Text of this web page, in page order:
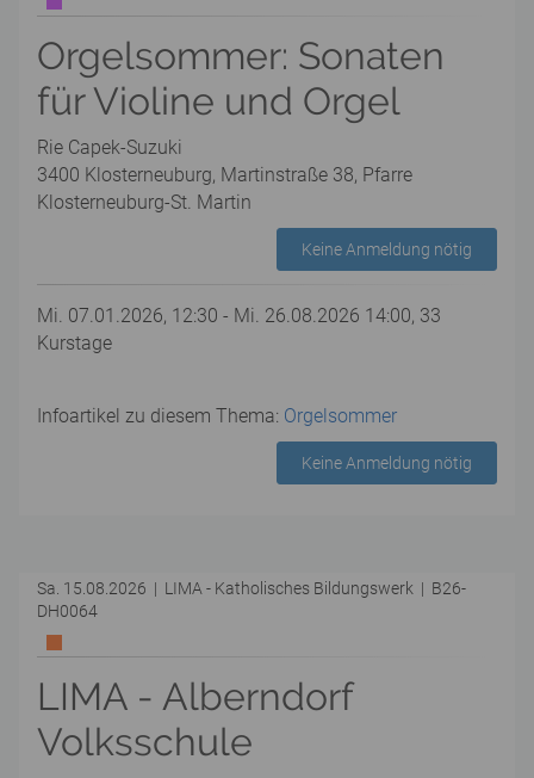
Orgelsommer: Sonaten
für Violine und Orgel
Rie Capek-Suzuki
3400 Klosterneuburg, Martinstraße 38, Pfarre
Klosterneuburg-St. Martin
Keine Anmeldung nötig
Mi. 07.01.2026, 12:30 - Mi. 26.08.2026 14:00, 33
Kurstage
Infoartikel zu diesem Thema: Orgelsommer
Keine Anmeldung nötig
Sa. 15.08.2026 | LIMA - Katholisches Bildungswerk | B26-
DH0064
LIMA - Alberndorf
Volksschule